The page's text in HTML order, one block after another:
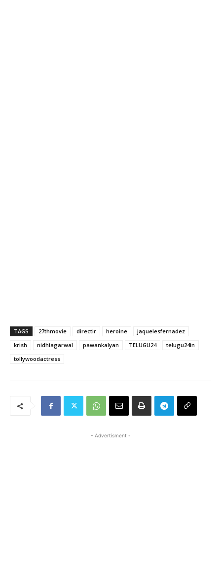
TAGS 27thmovie directir heroine
jaquelesfernadez
krish
nidhiagarwal pawankalyan TELUGU24
telugu24in
tollywoodactress
- Advertisment -